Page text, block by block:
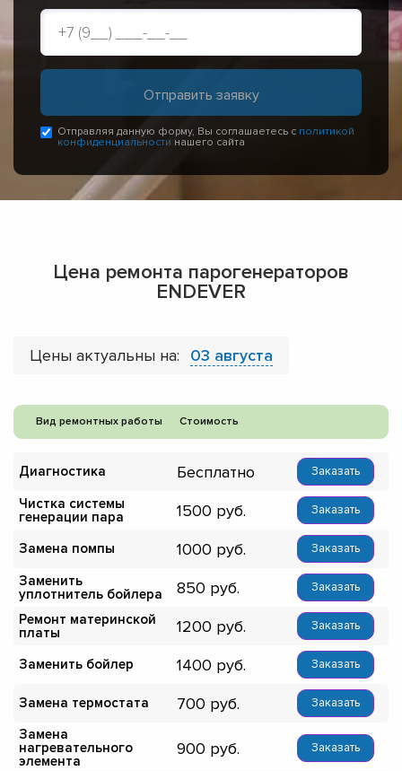
Отправляя данную форму, Вы соглашаетесь с политикой
конфиденциальности нашего сайта
Цена ремонта парогенераторов
ENDEVER
Цены актуальны на: 03 августа
Вид ремонтных работы Стоимость
Диагностика Бесплатно Заказать
Чистка системы
генерации пара
1500 Заказать
Замена помпы 1000 Заказать
Заменить
уплотнитель бойлера
850 Заказать
Ремонт материнской
платы
1200 Заказать
Заменить бойлер 1400 Заказать
Замена термостата 700 Заказать
Замена
нагревательного
элемента
900 Заказать